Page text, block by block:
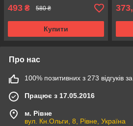
493 ₴ 580 ₴
Купити
Про нас
100% позитивних з 273 відгуків за
Працює з 17.05.2016
м. Рівне
вул. Кн.Ольги, 8, Рівне, Україна